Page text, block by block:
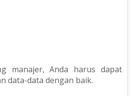
manajer, Anda harus dapat
data-data dengan baik.